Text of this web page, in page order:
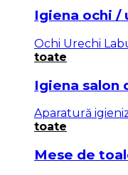
Igiena ochi /
Ochi Urechi
toate
Igiena salon
Aparatură
toate
Mese de